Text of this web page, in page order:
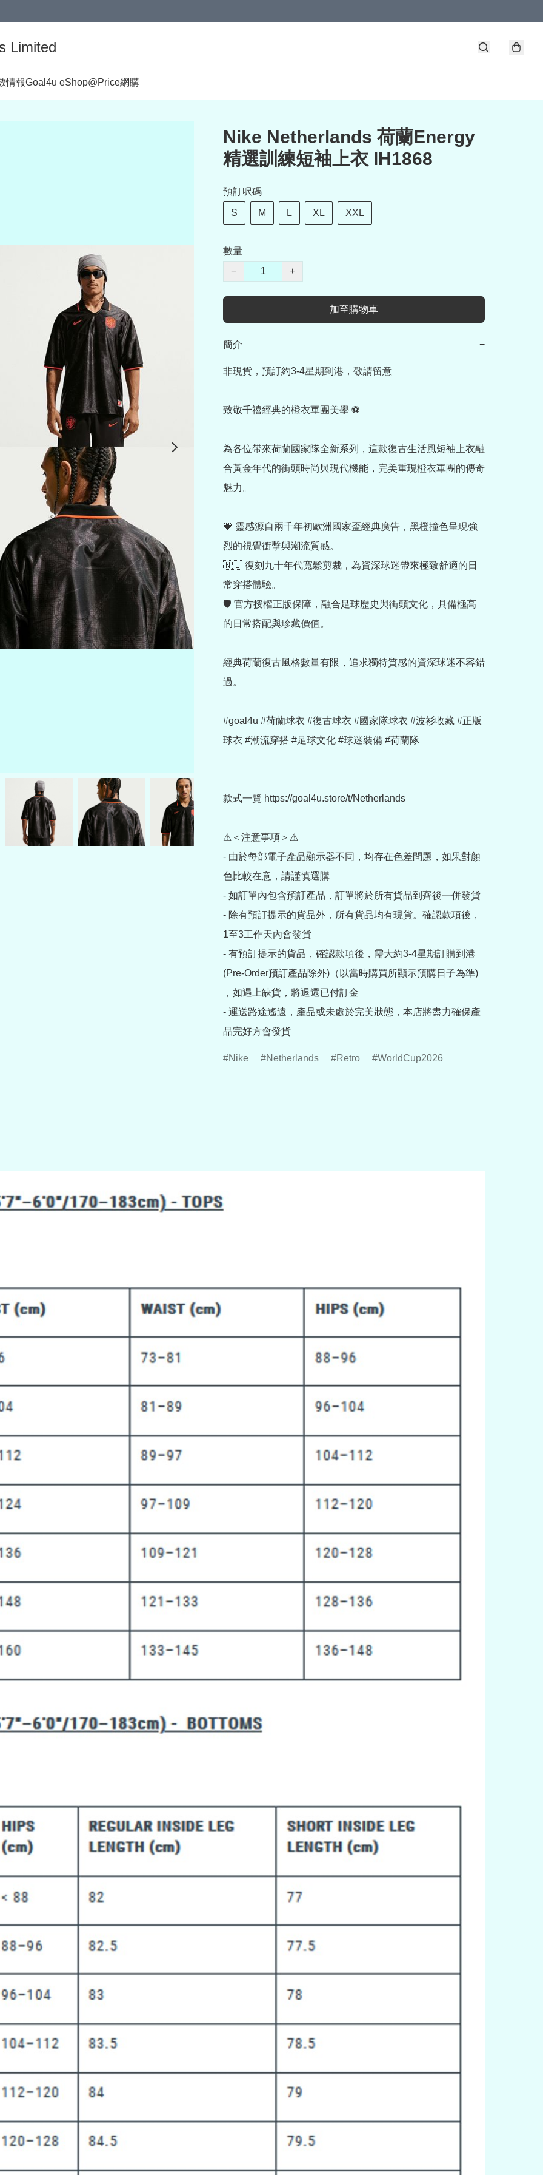
Limited
情報Goal4u eShop@Price網購
Nike Netherlands 荷蘭Energy
精選訓練短袖上衣 IH1868
預訂呎碼
S M L XL XXL
數量
−
+
加至購物車
簡介 −
非現貨，預訂約3-4星期到港，敬請留意
致敬千禧經典的橙衣軍團美學 ⚽
為各位帶來荷蘭國家隊全新系列，這款復古生活風短袖上衣融
合黃金年代的街頭時尚與現代機能，完美重現橙衣軍團的傳奇
魅力。
🧡 靈感源自兩千年初歐洲國家盃經典廣告，黑橙撞色呈現強
烈的視覺衝擊與潮流質感。
🇳🇱 復刻九十年代寬鬆剪裁，為資深球迷帶來極致舒適的日
常穿搭體驗。
🛡 官方授權正版保障，融合足球歷史與街頭文化，具備極高
的日常搭配與珍藏價值。
經典荷蘭復古風格數量有限，追求獨特質感的資深球迷不容錯
過。
#goal4u #荷蘭球衣 #復古球衣 #國家隊球衣 #波衫收藏 #正版
球衣 #潮流穿搭 #足球文化 #球迷裝備 #荷蘭隊
款式一覽 https://goal4u.store/t/Netherlands
⚠＜注意事項＞⚠
- 由於每部電子產品顯示器不同，均存在色差問題，如果對顏
色比較在意，請謹慎選購
- 如訂單內包含預訂產品，訂單將於所有貨品到齊後一併發貨
- 除有預訂提示的貨品外，所有貨品均有現貨。確認款項後，
1至3工作天內會發貨
- 有預訂提示的貨品，確認款項後，需大約3-4星期訂購到港
(Pre-Order預訂產品除外)（以當時購買所顯示預購日子為準)
，如遇上缺貨，將退還已付訂金
- 運送路途遙遠，產品或未處於完美狀態，本店將盡力確保產
品完好方會發貨
Nike Netherlands Retro WorldCup2026